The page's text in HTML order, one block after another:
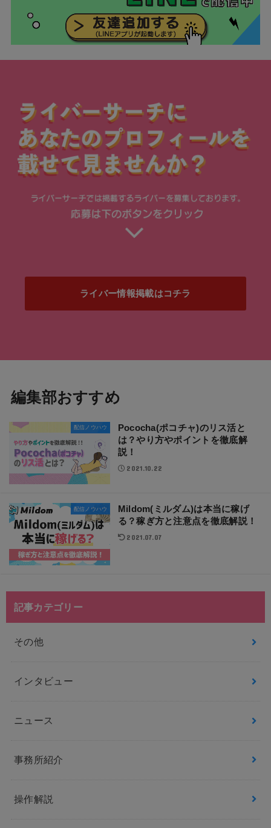
ライバー情報掲載はコチラ
編集部おすすめ
配信ノウハウ
Pococha(ポコチャ)のリス活と
は？やり方やポイントを徹底解
説！
2021.10.22
配信ノウハウ
Mildom(ミルダム)は本当に稼げ
る？稼ぎ方と注意点を徹底解説！
2021.07.07
記事カテゴリー
その他
インタビュー
ニュース
事務所紹介
操作解説